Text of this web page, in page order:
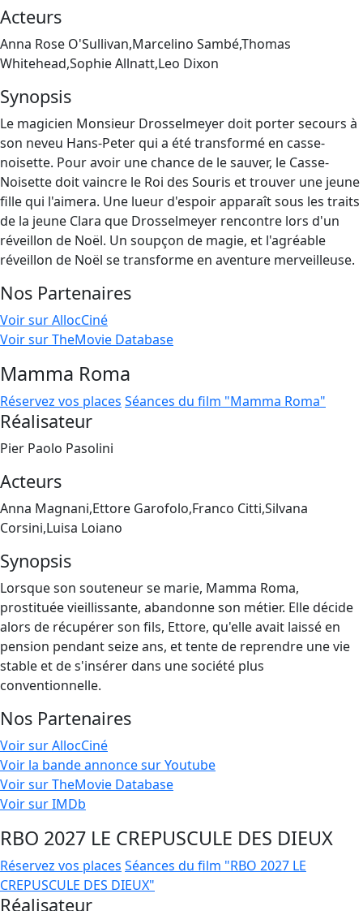
Acteurs
Anna Rose O'Sullivan,Marcelino Sambé,Thomas
Whitehead,Sophie Allnatt,Leo Dixon
Synopsis
Le magicien Monsieur Drosselmeyer doit porter secours à
son neveu Hans-Peter qui a été transformé en casse-
noisette. Pour avoir une chance de le sauver, le Casse-
Noisette doit vaincre le Roi des Souris et trouver une jeune
fille qui l'aimera. Une lueur d'espoir apparaît sous les traits
de la jeune Clara que Drosselmeyer rencontre lors d'un
réveillon de Noël. Un soupçon de magie, et l'agréable
réveillon de Noël se transforme en aventure merveilleuse.
Nos Partenaires
Voir sur AllocCiné
Voir sur TheMovie Database
Mamma Roma
Réservez vos places Séances du film "Mamma Roma"
Réalisateur
Pier Paolo Pasolini
Acteurs
Anna Magnani,Ettore Garofolo,Franco Citti,Silvana
Corsini,Luisa Loiano
Synopsis
Lorsque son souteneur se marie, Mamma Roma,
prostituée vieillissante, abandonne son métier. Elle décide
alors de récupérer son fils, Ettore, qu'elle avait laissé en
pension pendant seize ans, et tente de reprendre une vie
stable et de s'insérer dans une société plus
conventionnelle.
Nos Partenaires
Voir sur AllocCiné
Voir la bande annonce sur Youtube
Voir sur TheMovie Database
Voir sur IMDb
RBO 2027 LE CREPUSCULE DES DIEUX
Réservez vos places Séances du film "RBO 2027 LE
CREPUSCULE DES DIEUX"
Réalisateur